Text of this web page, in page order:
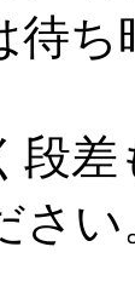
ち
段
い